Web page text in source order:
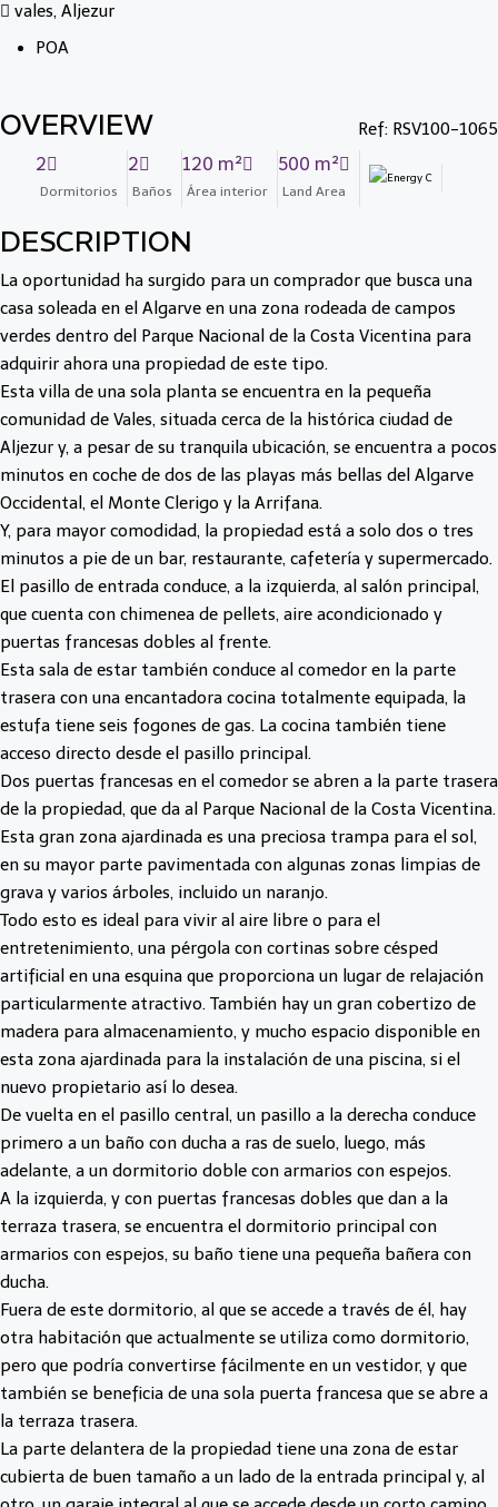
vales, Aljezur
POA
OVERVIEW Ref: RSV100-1065
2
Dormitorios
2
Baños
120 m²
Área interior
500 m²
Land Area
DESCRIPTION
La oportunidad ha surgido para un comprador que busca una
casa soleada en el Algarve en una zona rodeada de campos
verdes dentro del Parque Nacional de la Costa Vicentina para
adquirir ahora una propiedad de este tipo.
Esta villa de una sola planta se encuentra en la pequeña
comunidad de Vales, situada cerca de la histórica ciudad de
Aljezur y, a pesar de su tranquila ubicación, se encuentra a pocos
minutos en coche de dos de las playas más bellas del Algarve
Occidental, el Monte Clerigo y la Arrifana.
Y, para mayor comodidad, la propiedad está a solo dos o tres
minutos a pie de un bar, restaurante, cafetería y supermercado.
El pasillo de entrada conduce, a la izquierda, al salón principal,
que cuenta con chimenea de pellets, aire acondicionado y
puertas francesas dobles al frente.
Esta sala de estar también conduce al comedor en la parte
trasera con una encantadora cocina totalmente equipada, la
estufa tiene seis fogones de gas. La cocina también tiene
acceso directo desde el pasillo principal.
Dos puertas francesas en el comedor se abren a la parte trasera
de la propiedad, que da al Parque Nacional de la Costa Vicentina.
Esta gran zona ajardinada es una preciosa trampa para el sol,
en su mayor parte pavimentada con algunas zonas limpias de
grava y varios árboles, incluido un naranjo.
Todo esto es ideal para vivir al aire libre o para el
entretenimiento, una pérgola con cortinas sobre césped
artificial en una esquina que proporciona un lugar de relajación
particularmente atractivo. También hay un gran cobertizo de
madera para almacenamiento, y mucho espacio disponible en
esta zona ajardinada para la instalación de una piscina, si el
nuevo propietario así lo desea.
De vuelta en el pasillo central, un pasillo a la derecha conduce
primero a un baño con ducha a ras de suelo, luego, más
adelante, a un dormitorio doble con armarios con espejos.
A la izquierda, y con puertas francesas dobles que dan a la
terraza trasera, se encuentra el dormitorio principal con
armarios con espejos, su baño tiene una pequeña bañera con
ducha.
Fuera de este dormitorio, al que se accede a través de él, hay
otra habitación que actualmente se utiliza como dormitorio,
pero que podría convertirse fácilmente en un vestidor, y que
también se beneficia de una sola puerta francesa que se abre a
la terraza trasera.
La parte delantera de la propiedad tiene una zona de estar
cubierta de buen tamaño a un lado de la entrada principal y, al